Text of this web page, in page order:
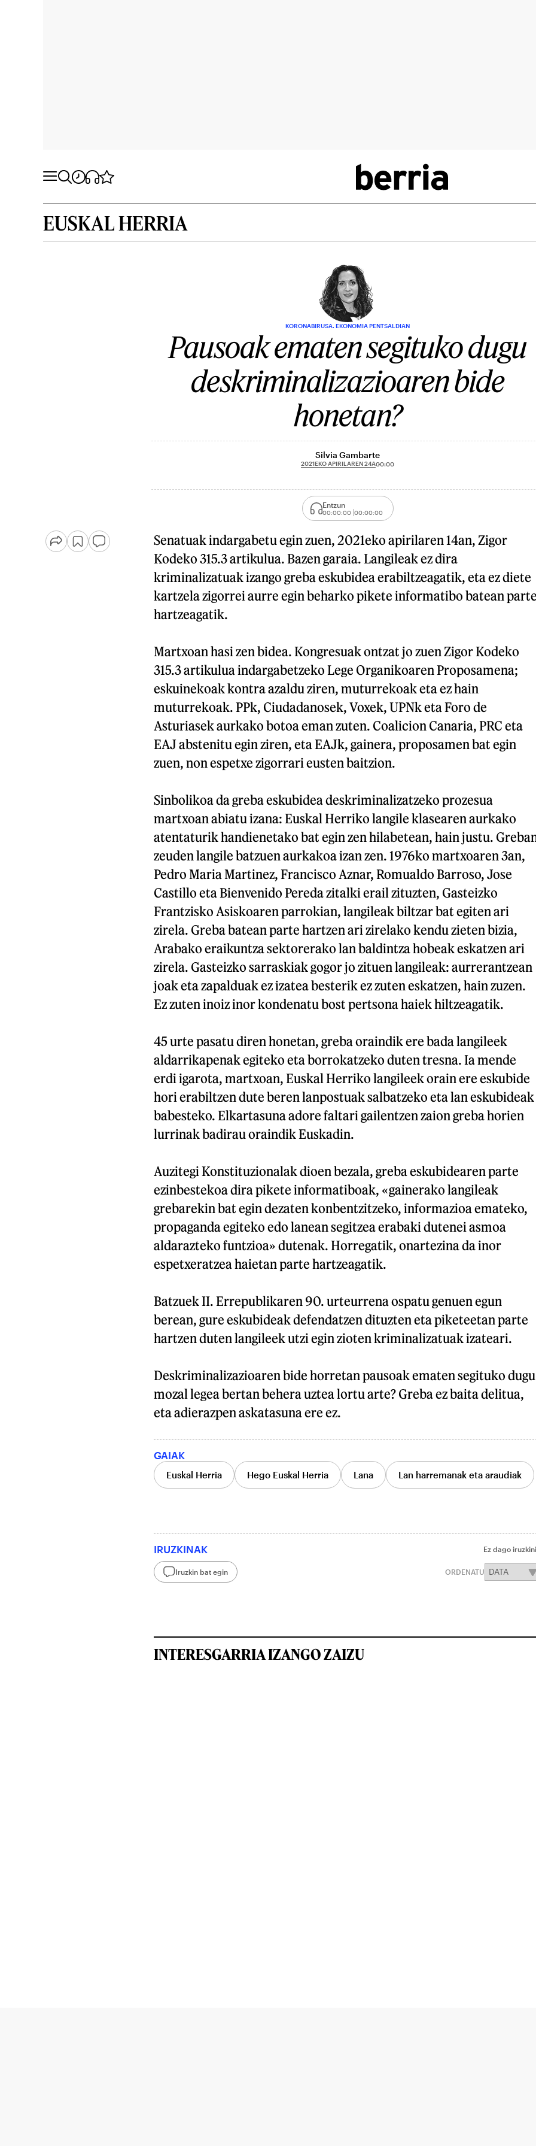
EUSKAL HERRIA
KORONABIRUSA. EKONOMIA PENTSALDIAN
Pausoak ematen segituko dugu
deskriminalizazioaren bide
honetan?
Silvia Gambarte
2021EKO APIRILAREN 24A00:00
Entzun
00:00:00 00:00:00
Senatuak indargabetu egin zuen, 2021eko apirilaren 14an, Zigor
Kodeko 315.3 artikulua. Bazen garaia. Langileak ez dira
kriminalizatuak izango greba eskubidea erabiltzeagatik, eta ez diete
kartzela zigorrei aurre egin beharko pikete informatibo batean
hartzeagatik.
Martxoan hasi zen bidea. Kongresuak ontzat jo zuen Zigor Kodeko
315.3 artikulua indargabetzeko Lege Organikoaren Proposamena;
eskuinekoak kontra azaldu ziren, muturrekoak eta ez hain
muturrekoak. PPk, Ciudadanosek, Voxek, UPNk eta Foro de
Asturiasek aurkako botoa eman zuten. Coalicion Canaria, PRC eta
EAJ abstenitu egin ziren, eta EAJk, gainera, proposamen bat egin
zuen, non espetxe zigorrari eusten baitzion.
Sinbolikoa da greba eskubidea deskriminalizatzeko prozesua
martxoan abiatu izana: Euskal Herriko langile klasearen aurkako
atentaturik handienetako bat egin zen hilabetean, hain justu.
zeuden langile batzuen aurkakoa izan zen. 1976ko martxoaren 3an,
Pedro Maria Martinez, Francisco Aznar, Romualdo Barroso, Jose
Castillo eta Bienvenido Pereda zitalki erail zituzten, Gasteizko
Frantzisko Asiskoaren parrokian, langileak biltzar bat egiten ari
zirela. Greba batean parte hartzen ari zirelako kendu zieten bizia,
Arabako eraikuntza sektorerako lan baldintza hobeak eskatzen ari
zirela. Gasteizko sarraskiak gogor jo zituen langileak: aurrerantzean
joak eta zapalduak ez izatea besterik ez zuten eskatzen, hain zuzen.
Ez zuten inoiz inor kondenatu bost pertsona haiek hiltzeagatik.
45 urte pasatu diren honetan, greba oraindik ere bada langileek
aldarrikapenak egiteko eta borrokatzeko duten tresna. Ia mende
erdi igarota, martxoan, Euskal Herriko langileek orain ere eskubide
hori erabiltzen dute beren lanpostuak salbatzeko eta lan eskubideak
babesteko. Elkartasuna adore faltari gailentzen zaion greba horien
lurrinak badirau oraindik Euskadin.
Auzitegi Konstituzionalak dioen bezala, greba eskubidearen parte
ezinbestekoa dira pikete informatiboak, «gainerako langileak
grebarekin bat egin dezaten konbentzitzeko, informazioa emateko,
propaganda egiteko edo lanean segitzea erabaki dutenei asmoa
aldarazteko funtzioa» dutenak. Horregatik, onartezina da inor
espetxeratzea haietan parte hartzeagatik.
Batzuek II. Errepublikaren 90. urteurrena ospatu genuen egun
berean, gure eskubideak defendatzen dituzten eta piketeetan parte
hartzen duten langileek utzi egin zioten kriminalizatuak izateari.
Deskriminalizazioaren bide horretan pausoak ematen segituko dugu
mozal legea bertan behera uztea lortu arte? Greba ez baita delitua,
eta adierazpen askatasuna ere ez.
GAIAK
Euskal Herria Hego Euskal Herria Lana Lan harremanak eta araudiak
IRUZKINAK Ez dago
Iruzkin bat egin ORDENATU
INTERESGARRIA IZANGO ZAIZU